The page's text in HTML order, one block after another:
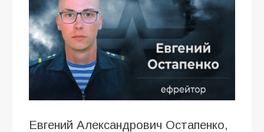
Евгений Александрович Остапенко,